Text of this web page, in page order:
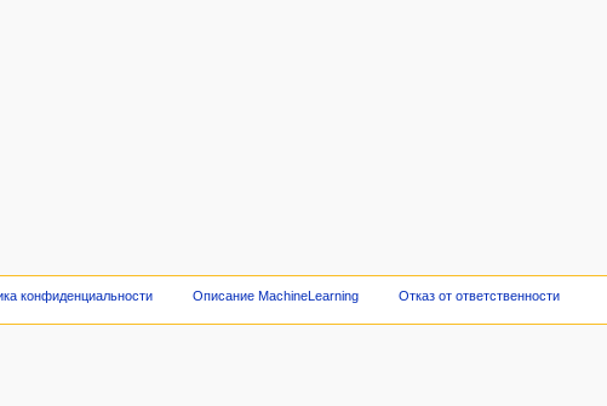
конфиденциальности Описание MachineLearning Отказ от ответственности